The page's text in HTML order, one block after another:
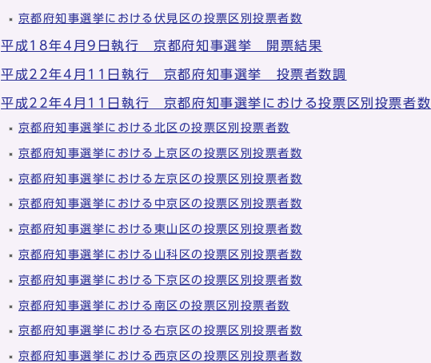
京都府知事選挙における伏見区の投票区別投票者数
平成18年4月9日執行 京都府知事選挙 開票結果
平成22年4月11日執行 京都府知事選挙 投票者数調
平成22年4月11日執行 京都府知事選挙における投票区別投票者数
京都府知事選挙における北区の投票区別投票者数
京都府知事選挙における上京区の投票区別投票者数
京都府知事選挙における左京区の投票区別投票者数
京都府知事選挙における中京区の投票区別投票者数
京都府知事選挙における東山区の投票区別投票者数
京都府知事選挙における山科区の投票区別投票者数
京都府知事選挙における下京区の投票区別投票者数
京都府知事選挙における南区の投票区別投票者数
京都府知事選挙における右京区の投票区別投票者数
京都府知事選挙における西京区の投票区別投票者数